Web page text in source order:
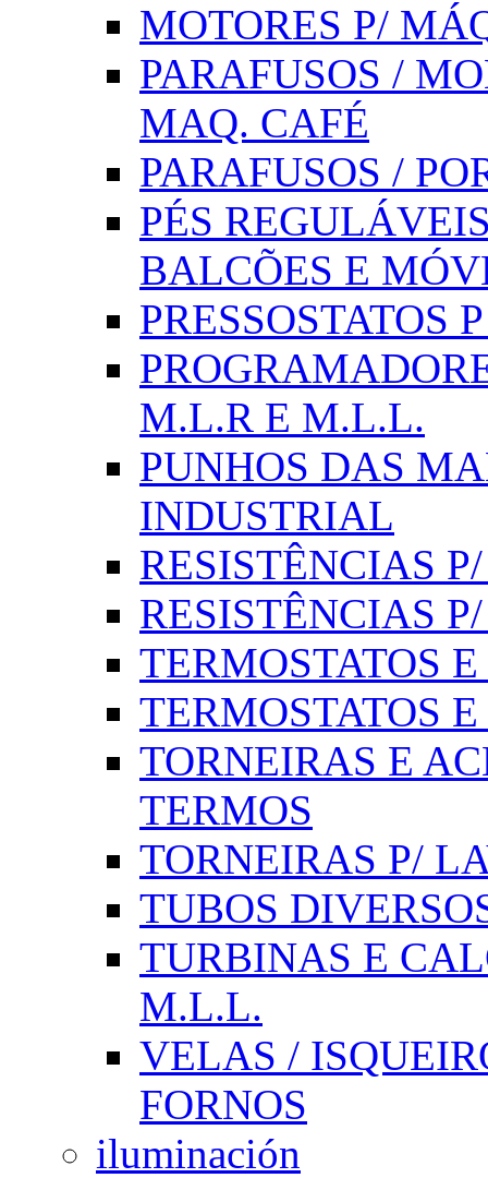
MOTORES P/
PARAFUSOS /
MAQ. CAFÉ
PARAFUSOS /
PÉS
BALCÕES E
PRESSOSTATOS
M.L.R E M.L.L.
PUNHOS DAS
INDUSTRIAL
RESISTÊNCIAS
RESISTÊNCIAS
TERMOSTATOS
TERMOSTATOS
TORNEIRAS E
TERMOS
TORNEIRAS P/
TUBOS
TURBINAS E
M.L.L.
VELAS /
FORNOS
iluminación